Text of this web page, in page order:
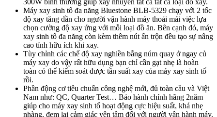
300W bình thường giúp xay nhuyễn tất cả tất cả loại đồ xay.
Máy xay sinh tố đa năng Bluestone BLB-5329 chạy với 2 tốc
độ xay tăng dần cho người vận hành máy thoải mái việc lựa
chọn cường độ xay ứng với mỗi loại đồ ăn. Bên cạnh đó, máy
xay sinh tố đa năng còn kèm thêm nút ấn trộn đều tạo sự nâng
cao tính hữu ích khi xay.
Tùy chỉnh các chế độ xay nghiền bằng núm quay ở ngay củ
máy xay do vậy rất hữu dụng bạn chỉ cần gạt nhẹ là hoàn
toàn có thể kiểm soát được tần suất xay của máy xay sinh tố
rồi.
Phần động cơ tiêu chuẩn công nghệ mới, đủ toàn cầu và Việt
Nam như: QC, Quarter Test… Bảo hành chính hãng 2năm
giúp cho máy xay sinh tố hoạt động cực hiệu suất, khá nhẹ
nhàng, đem lại cảm giác yên tâm đối với người vận hành máy.